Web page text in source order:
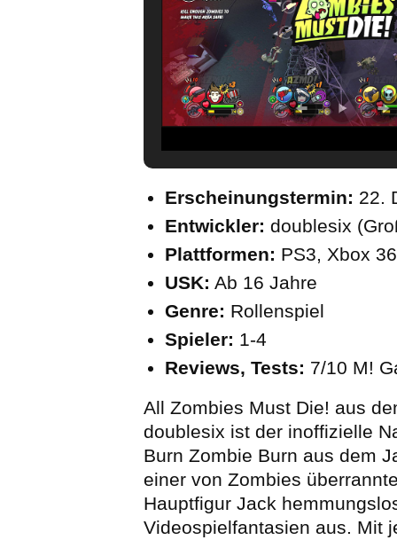
Erscheinungstermin: 22.
Entwickler: doublesix
Plattformen: PS3, Xbox
USK: Ab 16 Jahre
Genre: Rollenspiel
Spieler: 1-4
Reviews, Tests: 7/10 M!
All Zombies Must Die! aus
doublesix ist der inoffizielle
Burn Zombie Burn aus dem
einer von Zombies
Hauptfigur Jack
Videospielfantasien aus. Mit